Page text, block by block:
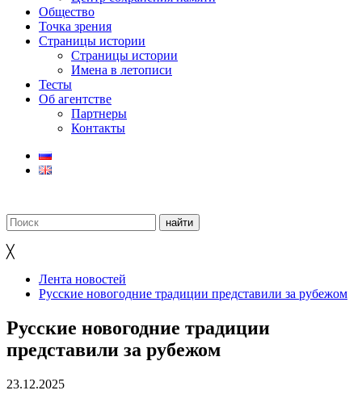
Общество
Точка зрения
Страницы истории
Страницы истории
Имена в летописи
Тесты
Об агентстве
Партнеры
Контакты
╳
Лента новостей
Русские новогодние традиции представили за рубежом
Русские новогодние традиции
представили за рубежом
23.12.2025